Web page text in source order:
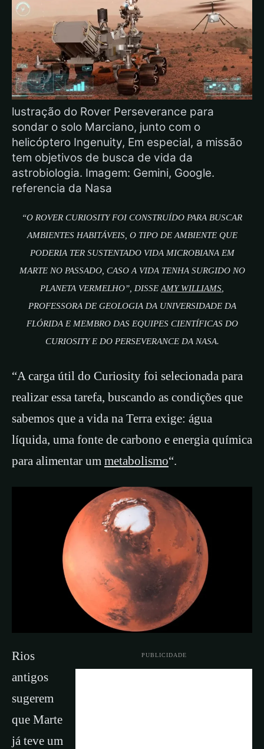
lustração do Rover Perseverance para
sondar o solo Marciano, junto com o
helicóptero Ingenuity, Em especial, a missão
tem objetivos de busca de vida da
astrobiologia. Imagem: Gemini, Google.
referencia da Nasa
“O ROVER CURIOSITY FOI CONSTRUÍDO PARA BUSCAR
AMBIENTES HABITÁVEIS, O TIPO DE AMBIENTE QUE
PODERIA TER SUSTENTADO VIDA MICROBIANA EM
MARTE NO PASSADO, CASO A VIDA TENHA SURGIDO NO
PLANETA VERMELHO”, DISSEAMY WILLIAMS,
PROFESSORA DE GEOLOGIA DA UNIVERSIDADE DA
FLÓRIDA E MEMBRO DAS EQUIPES CIENTÍFICAS DO
CURIOSITY E DO PERSEVERANCE DA NASA.
“A carga útil do Curiosity foi selecionada para
realizar essa tarefa, buscando as condições que
sabemos que a vida na Terra exige: água
líquida, uma fonte de carbono e energia química
para alimentar um metabolismo“.
PUBLICIDADE
Rios
antigos
sugerem
que Marte
já teve um